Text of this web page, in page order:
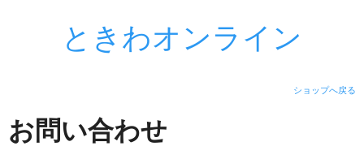
ときわオンライン
ショップへ戻る
お問い合わせ